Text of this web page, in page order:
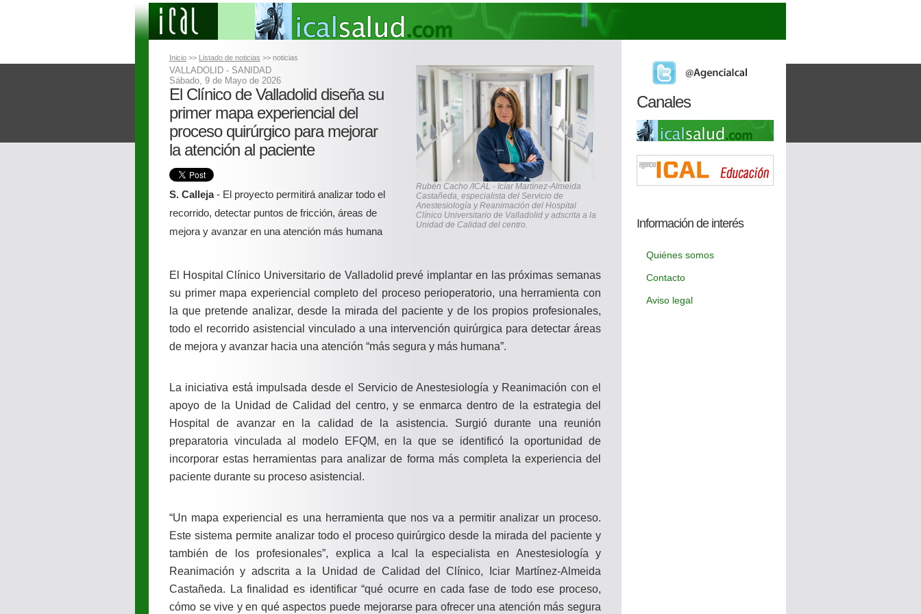
Inicio >> Listado de noticias >> noticias
Rubén Cacho /ICAL - Icíar Martínez-Almeida
Castañeda, especialista del Servicio de
Anestesiología y Reanimación del Hospital
Clínico Universitario de Valladolid y adscrita a la
Unidad de Calidad del centro.
VALLADOLID - SANIDAD
Sábado, 9 de Mayo de 2026
El Clínico de Valladolid diseña su
primer mapa experiencial del
proceso quirúrgico para mejorar
la atención al paciente
S. Calleja- El proyecto permitirá analizar todo el
recorrido, detectar puntos de fricción, áreas de
mejora y avanzar en una atención más humana
El Hospital Clínico Universitario de Valladolid prevé implantar en las próximas semanas
su primer mapa experiencial completo del proceso perioperatorio, una herramienta con
la que pretende analizar, desde la mirada del paciente y de los propios profesionales,
todo el recorrido asistencial vinculado a una intervención quirúrgica para detectar áreas
de mejora y avanzar hacia una atención “más segura y más humana”.
La iniciativa está impulsada desde el Servicio de Anestesiología y Reanimación con el
apoyo de la Unidad de Calidad del centro, y se enmarca dentro de la estrategia del
Hospital de avanzar en la calidad de la asistencia. Surgió durante una reunión
preparatoria vinculada al modelo EFQM, en la que se identificó la oportunidad de
incorporar estas herramientas para analizar de forma más completa la experiencia del
paciente durante su proceso asistencial.
“Un mapa experiencial es una herramienta que nos va a permitir analizar un proceso.
Este sistema permite analizar todo el proceso quirúrgico desde la mirada del paciente y
también de los profesionales”, explica a Ical la especialista en Anestesiología y
Reanimación y adscrita a la Unidad de Calidad del Clínico, Iciar Martínez-Almeida
Castañeda. La finalidad es identificar “qué ocurre en cada fase de todo ese proceso,
cómo se vive y en qué aspectos puede mejorarse para ofrecer una atención más segura
Canales
Información de interés
Quiénes somos
Contacto
Aviso legal